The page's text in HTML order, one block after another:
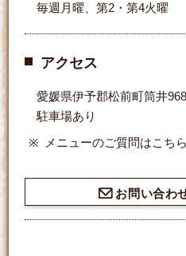
毎週月曜、第2・第4火曜
アクセス
愛媛県伊予郡松前町筒井
駐車場あり
メニューのご質問はこち
お問い合わ